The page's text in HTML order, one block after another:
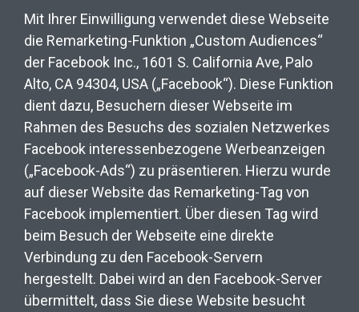
Mit Ihrer Einwilligung verwendet diese Webseite
die Remarketing-Funktion „Custom Audiences“
der Facebook Inc., 1601 S. California Ave, Palo
Alto, CA 94304, USA („Facebook“). Diese Funktion
dient dazu, Besuchern dieser Webseite im
Rahmen des Besuchs des sozialen Netzwerkes
Facebook interessenbezogene Werbeanzeigen
(„Facebook-Ads“) zu präsentieren. Hierzu wurde
auf dieser Website das Remarketing-Tag von
Facebook implementiert. Über diesen Tag wird
beim Besuch der Webseite eine direkte
Verbindung zu den Facebook-Servern
hergestellt. Dabei wird an den Facebook-Server
übermittelt, dass Sie diese Website besucht